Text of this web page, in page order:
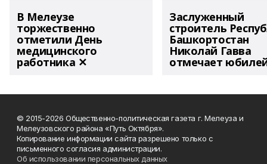
В Мелеузе
торжественно
отметили День
медицинского
работника ✕
Заслуженный
строитель
Башкортостан
Николай Гавва
отмечает
© 2015-2026 Общественно-политическая газета г. Мелеуза и
Мелеузовского района «Путь Октября».
Копирование информации сайта разрешено только с
письменного согласия администрации.
Об использовании персональных данных